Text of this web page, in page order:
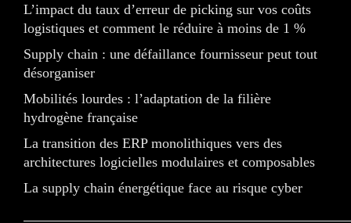
L’impact du taux d’erreur de picking sur vos coûts
logistiques et comment le réduire à moins de 1 %
Supply chain : une défaillance fournisseur peut tout
désorganiser
Mobilités lourdes : l’adaptation de la filière
hydrogène française
La transition des ERP monolithiques vers des
architectures logicielles modulaires et composables
La supply chain énergétique face au risque cyber